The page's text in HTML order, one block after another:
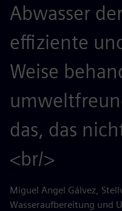
Abwasser
effiziente
Weise
das, das
<br/>
Miguel Angel Gálvez,
Wasseraufbereitung und